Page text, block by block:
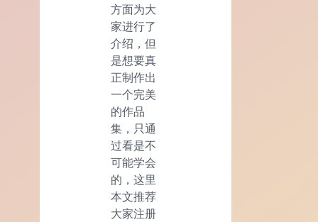
方面为大
家进行了
介绍，但
是想要真
正制作出
一个完美
的作品
集，只通
过看是不
可能学会
的，这里
本文推荐
大家注册